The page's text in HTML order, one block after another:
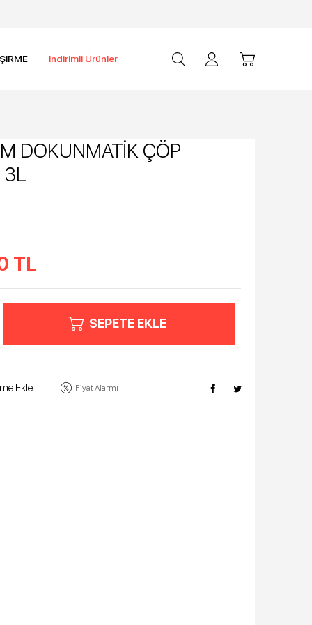
İndirimli Ürünler
DOKUNMATİK ÇÖP
3L
TL
SEPETE EKLE
Ekle Fiyat Alarmı